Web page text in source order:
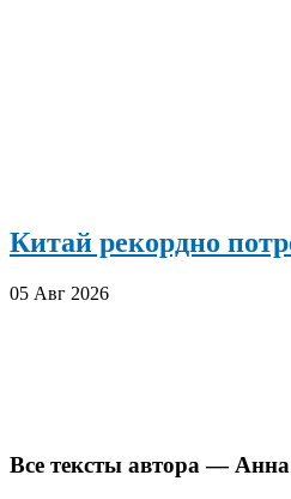
Китай рекордно
05 Авг 2026
Все тексты автора —